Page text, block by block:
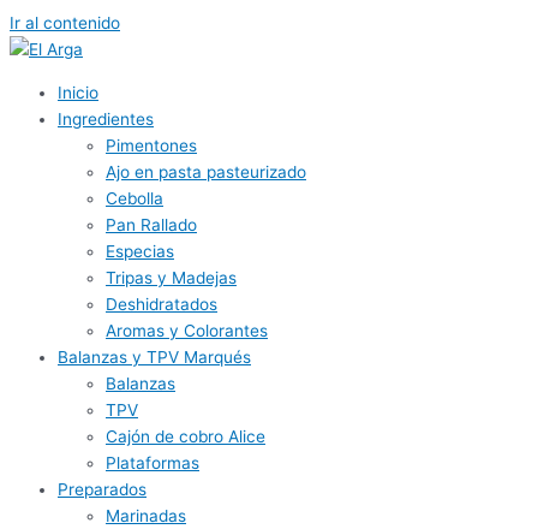
Ir al contenido
Inicio
Ingredientes
Pimentones
Ajo en pasta pasteurizado
Cebolla
Pan Rallado
Especias
Tripas y Madejas
Deshidratados
Aromas y Colorantes
Balanzas y TPV Marqués
Balanzas
TPV
Cajón de cobro Alice
Plataformas
Preparados
Marinadas